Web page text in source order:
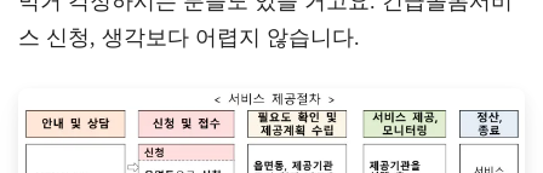
스 신청, 생각보다 어렵지 않습니다.